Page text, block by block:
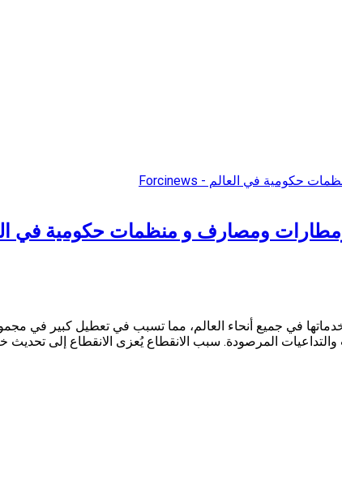
ومصارف و منظمات حكومية في
في جميع أنحاء العالم، مما تسبب في تعطيل كبير في
المرصودة. سبب الانقطاع يُعزى الانقطاع إلى